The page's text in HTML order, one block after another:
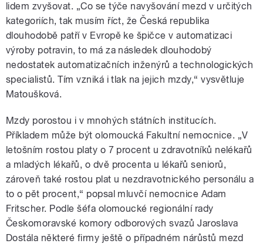
lidem zvyšovat. „Co se týče navyšování mezd v určitých
kategoriích, tak musím říct, že Česká republika
dlouhodobě patří v Evropě ke špičce v automatizaci
výroby potravin, to má za následek dlouhodobý
nedostatek automatizačních inženýrů a technologických
specialistů. Tím vzniká i tlak na jejich mzdy,“ vysvětluje
Matoušková.
Mzdy porostou i v mnohých státních institucích.
Příkladem může být olomoucká Fakultní nemocnice. „V
letošním rostou platy o 7 procent u zdravotníků nelékařů
a mladých lékařů, o dvě procenta u lékařů seniorů,
zároveň také rostou plat u nezdravotnického personálu a
to o pět procent,“ popsal mluvčí nemocnice Adam
Fritscher. Podle šéfa olomoucké regionální rady
Českomoravské komory odborových svazů Jaroslava
Dostála některé firmy ještě o případném nárůstů mezd